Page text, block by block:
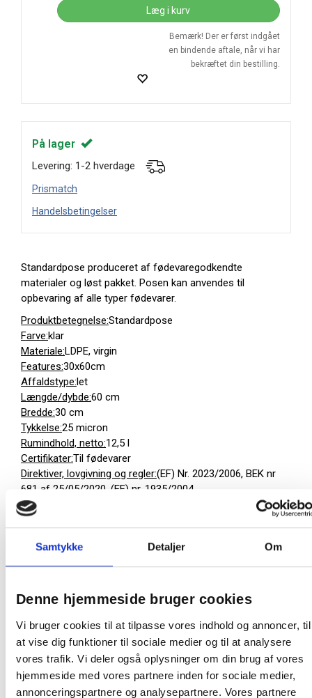
Samtykke Detaljer Om
Denne hjemmeside bruger cookies
Vi bruger cookies til at tilpasse vores indhold og annoncer, til
at vise dig funktioner til sociale medier og til at analysere
vores trafik. Vi deler også oplysninger om din brug af vores
hjemmeside med vores partnere inden for sociale medier,
annonceringspartnere og analysepartnere. Vores partnere
Læg i kurv
Bemærk! Der er først indgået
en bindende aftale, når vi har
bekræftet din bestilling.
På lager
Levering: 1-2 hverdage
Prismatch
Handelsbetingelser
Standardpose produceret af fødevaregodkendte
materialer og løst pakket. Posen kan anvendes til
opbevaring af alle typer fødevarer.
Produktbetegnelse:Standardpose
Farve:klar
Materiale:LDPE, virgin
Features:30x60cm
Affaldstype:let
Længde/dybde:60 cm
Bredde:30 cm
Tykkelse:25 micron
Rumindhold, netto:12,5 l
Certifikater:Til fødevarer
Direktiver, lovgivning og regler:(EF) Nr. 2023/2006, BEK nr
681 af 25/05/2020, (EF) nr. 1935/2004
Sikkerhedsforskrifter og advarsler:
utilgængeligt for børn.
almindeligt husholdningsaffald sorteret efter lokale
regler.
forbrændes.
1000 stk = 1 kolli
63 kolli = 1 palle
Palle: 63000 stk